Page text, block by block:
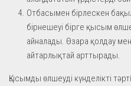
Отбасымен бірлескен
бірнешеуі бірге қысым
айналады. Өзара қолдау мен
айтарлықтай арттырады.
Қысымды өлшеуді күнделікті